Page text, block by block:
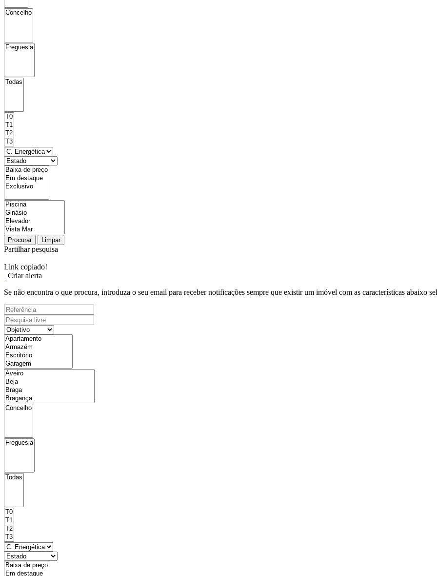
Procurar Limpar
Partilhar pesquisa
Link copiado!
Criar alerta
Se não encontra o que procura, introduza o seu email para receber notificações sempre que existir um imóvel com as características abaixo